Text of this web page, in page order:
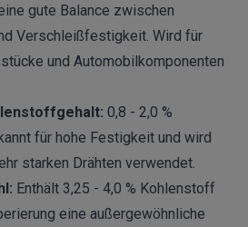
gute Balance zwischen
Verschleißfestigkeit. Wird für
und Automobilkomponenten
0,8 - 2,0 %
für hohe Festigkeit und wird
starken Drähten verwendet.
Enthält 3,25 - 4,0 % Kohlenstoff
eine außergewöhnliche